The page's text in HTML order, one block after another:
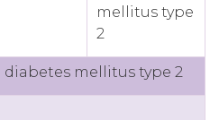
mellitus type
2
mellitus type 2